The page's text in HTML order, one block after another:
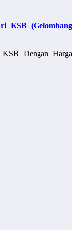
KSB (Gelombang
Dengan Harga